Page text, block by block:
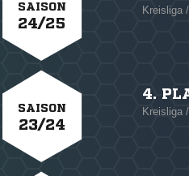
SAISON
24/25
Kreisliga
SAISON
23/24
4.
Kreisliga